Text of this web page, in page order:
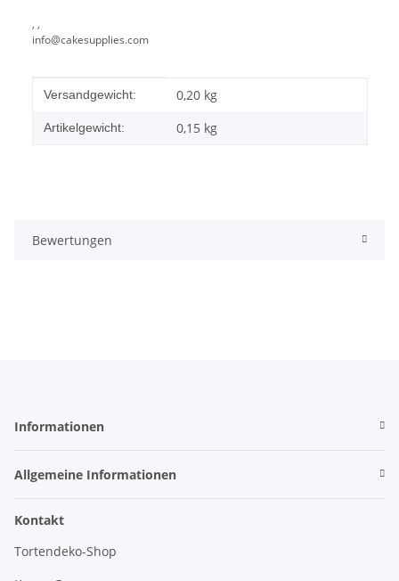
, ,
info@cakesupplies.com
Produkteigenschaft
Wert
Versandgewicht: 0,20 kg
Artikelgewicht: 0,15 kg
Bewertungen
Informationen
Allgemeine Informationen
Kontakt
Tortendeko-Shop